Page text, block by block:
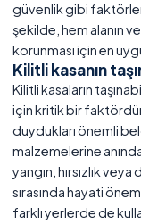
güvenlik gibi
şekilde, hem alanın
korunması için en
Kilitli kasanın
Kilitli kasaların
için kritik bir faktördür.
duydukları önemli
malzemelerine
yangın, hırsızlık
sırasında hayati
farklı yerlerde de